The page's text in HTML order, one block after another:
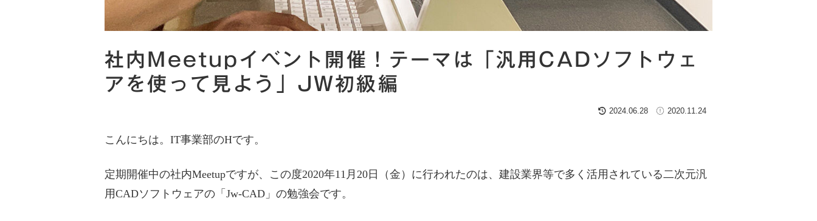
社内Meetupイベント開催！テーマは「汎用CADソフトウェ
アを使って見よう」JW初級編
2024.06.28 2020.11.24
こんにちは。IT事業部のHです。
定期開催中の社内Meetupですが、この度2020年11月20日（金）に行われたのは、建設業界等で多く活用されている二次元汎
用CADソフトウェアの「Jw-CAD」の勉強会です。